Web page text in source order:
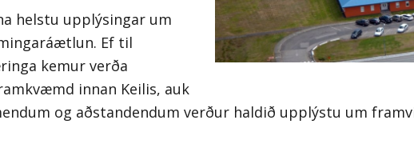
áherslu á
og
ábendingar
Hafa samband
helstu upplýsingar um
Ef til
kemur verða
innan Keilis, auk
og aðstandendum verður haldið upplýstu um